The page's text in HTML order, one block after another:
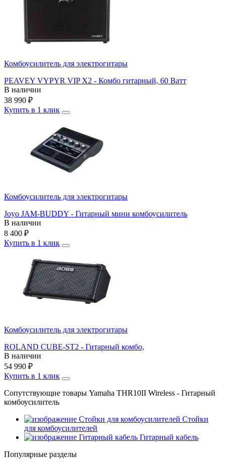
Комбоусилитель для электрогитары
PEAVEY VYPYR VIP X2 - Комбо гитарный, 60 Ватт
В наличии
38 990 ₽
Купить в 1 клик
Комбоусилитель для электрогитары
Joyo JAM-BUDDY - Гитарный мини комбоусилитель
В наличии
8 400 ₽
Купить в 1 клик
Комбоусилитель для электрогитары
ROLAND CUBE-ST2 - Гитарный комбо,
В наличии
54 990 ₽
Купить в 1 клик
Сопутствующие товары Yamaha THR10II Wireless - Гитарный
комбоусилитель
Стойки
для комбоусилителей
Гитарный кабель
Популярные разделы